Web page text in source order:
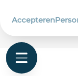
Accepteren
en Jozef -